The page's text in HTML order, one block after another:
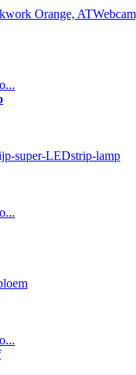
Orange,
super-LEDstrip-lamp